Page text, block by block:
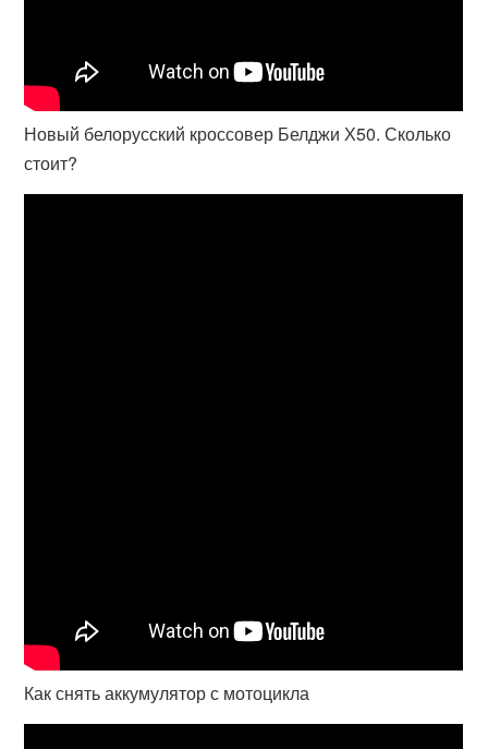
Новый белорусский кроссовер Белджи Х50. Сколько
стоит?
Как снять аккумулятор с мотоцикла